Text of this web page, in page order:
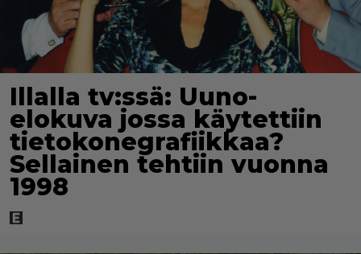
Illalla tv:ssä: Uuno-
elokuva jossa käytettiin
tietokonegrafiikkaa?
Sellainen tehtiin vuonna
1998